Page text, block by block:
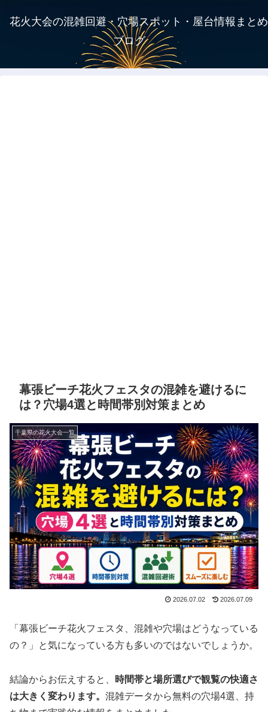
花火大会の混雑回避・穴場スポット・屋台情報まとめ
ブログ
幕張ビーチ花火フェスタの混雑を避けるに
は？穴場4選と時間帯別対策まとめ
千葉県の花火大会一覧
2026.07.02 2026.07.09
「幕張ビーチ花火フェスタ、混雑や穴場はどうなっている
の？」と気になっている方も多いのではないでしょうか。
結論からお伝えすると、
時間帯と場所選びで観覧の快適さ
は大きく変わります。 混雑データから無料の穴場4選、持